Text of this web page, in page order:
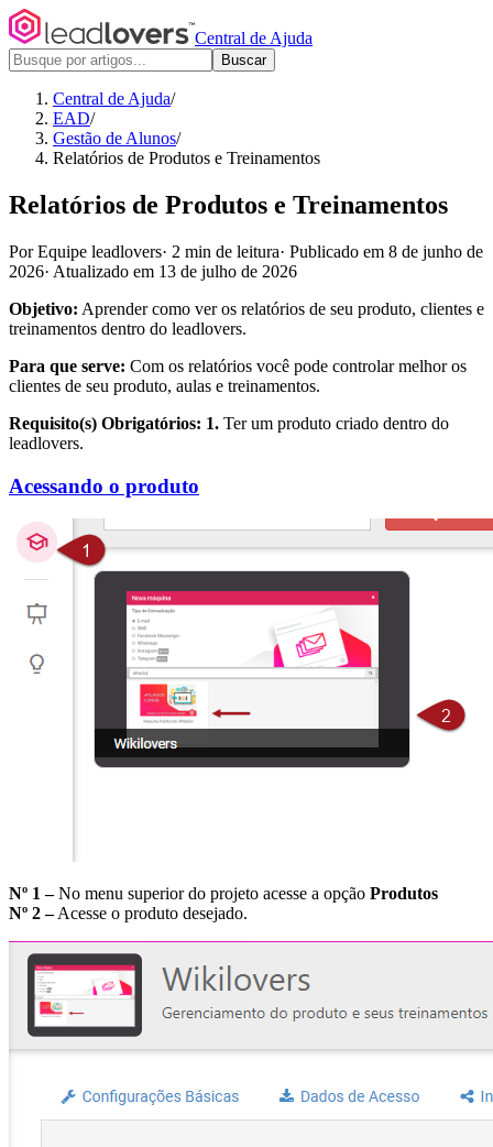
Central de Ajuda
Buscar
Central de Ajuda/
EAD/
Gestão de Alunos/
Relatórios de Produtos e Treinamentos
Relatórios de Produtos e Treinamentos
Por Equipe leadlovers· 2 min de leitura· Publicado em 8 de junho de
2026· Atualizado em 13 de julho de 2026
Objetivo: Aprender como ver os relatórios de seu produto, clientes e
treinamentos dentro do leadlovers.
Para que serve: Com os relatórios você pode controlar melhor os
clientes de seu produto, aulas e treinamentos.
Requisito(s) Obrigatórios: 1. Ter um produto criado dentro do
leadlovers.
Acessando o produto
Nº 1 –No menu superior do projeto acesse a opção Produtos
Nº 2 –Acesse o produto desejado.